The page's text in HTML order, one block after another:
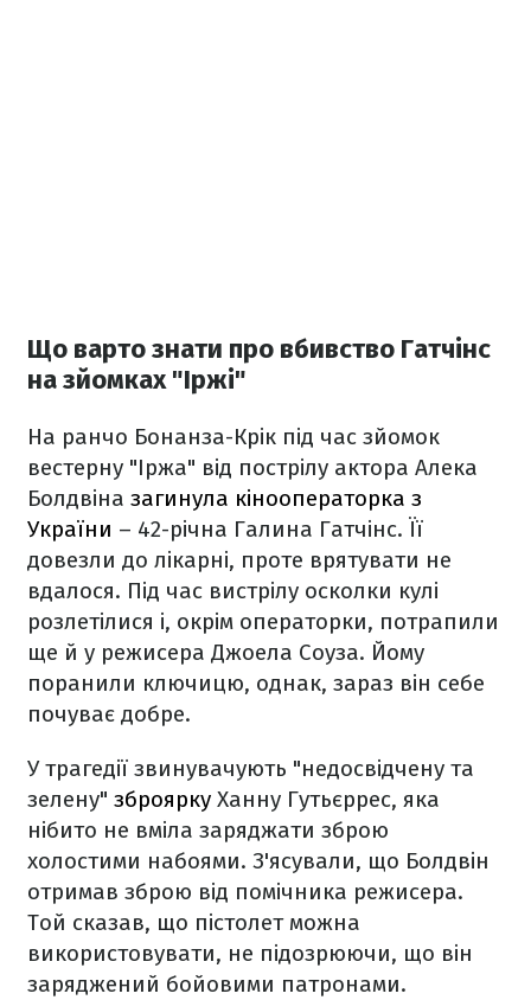
Що варто знати про вбивство Гатчінс
на зйомках "Іржі"
На ранчо Бонанза-Крік під час зйомок
вестерну "Іржа" від пострілу актора Алека
Болдвіна загинула кінооператорка з
України – 42-річна Галина Гатчінс. Її
довезли до лікарні, проте врятувати не
вдалося. Під час вистрілу осколки кулі
розлетілися і, окрім операторки, потрапили
ще й у режисера Джоела Соуза. Йому
поранили ключицю, однак, зараз він себе
почуває добре.
У трагедії звинувачують "недосвідчену та
зелену" зброярку Ханну Гутьєррес, яка
нібито не вміла заряджати зброю
холостими набоями. З'ясували, що Болдвін
отримав зброю від помічника режисера.
Той сказав, що пістолет можна
використовувати, не підозрюючи, що він
заряджений бойовими патронами.